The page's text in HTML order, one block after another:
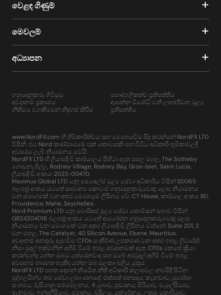
වෙළඳ ගිණුම්
මෙවලම්
අධ්‍යාපන
ගනුදෙනුකරු ගිවිසුම
අවදානම් ප්‍රකාශය
නීතිමය වගකීමෙන් නිදහස් කිරීම
පෞද්ගලිකත්ව ප්‍රතිපත්තිය
ආපන්න විරෝධී මනී ලාභ/පීඩන මූල්‍ය
ප්‍රතිපත්තිය
www.NordFX.com හි හිමිකාරීත්වය සහ මෙහෙයවීම සිදු කරන්නේ NordFX LTD
විසිනි. එය Nord කණ්ඩායමේ එක් කොටසකි සහ විවිධ අධිකාරි භූමිකාවලදී
අවසරය ලැබී නියාමනය වෙයි:
NordFX LTD හි ලියාපදිංචි කාර්යාලය පිහිටා ඇත: පහල මහල, The Sotheby
ගොඩනැගිල්ල, Rodney Village, Rodney Bay, Gros-Islet, Saint Lucia.
ලියාපදිංචි අංකය: 2023-00470.
Maximus Global LTD යනු සෙෂෙල්ස් මූල්‍ය සේවා අධිකාරිය විසින් SD065
බලපත්‍ර අංකය යටතේ සාමාන්‍ය කොටස් ගනුදෙනුකරුවෙකු ලෙස නියාමනය
වන සමාගමක් වන අතර මෙහෙයුම් ලිපිනය වේ: CT House, කාර්යාල අංකය 8D,
Providence, Mahe, Seychelles.
Nord Premium LTD යනු මොරිෂස් මූල්‍ය සේවා කොමිෂන් සභාව විසින්
GB24204016 බලපත්‍ර අංකය යටතේ ආයෝජන ගනුදෙනුකරුවෙකු ලෙස
නියාමනය වන සමාගමක් වන අතර ලියාපදිංචි ලිපිනය වන්නේ: Suite 201, 2
වන මහල, The Catalyst, 40 Silicon Avenue, Ebene, Mauritius.
අවදානම් අනතුරු ඇඟවීම: CFDs සංකීර්ණ උපකරණ වන අතර ඉහළ ලීවරේජ්
නිසා මුදල් ඉක්මනින් අහිමි වීමේ ඉහළ අවදානමක් ඇත. CFDs කෙසේ ක්‍රියා
කරන්නේද යන්න ඔබට තේරෙනවාද සහ ඔබේ අරමුදල් අහිමි වීමේ ඉහළ
අවදානම භාරගත හැකිද යන්න ඔබ සලකා බලිය යුතුය.
NordFX LTD පහත සඳහන් නියමිත නීති අධිකාරී කලාපවල නවසිඳී සිටින
පුද්ගලයින්ට තම සේවා ලබා නොදේ: එක්සත් ජනපදය, කැනඩාව, යුරෝපා
සංගමය, රුසියානු සම්මේලනය, キයුබාව, සුඩානය, සිරියාව, මැලේසියාව,
පැනමාව, ඉන්දුනීසියාව, ජපානය, බ්‍රසීලය, යුක්රේනය, උතුරු කොරියාව,